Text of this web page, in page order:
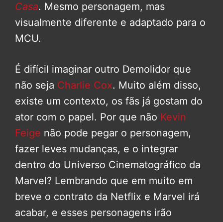
Casa. Mesmo personagem, mas
visualmente diferente e adaptado para o
MCU.
É difícil imaginar outro Demolidor que
não seja Charlie Cox. Muito além disso,
existe um contexto, os fãs já gostam do
ator com o papel. Por que não Kevin
Feige não pode pegar o personagem,
fazer leves mudanças, e o integrar
dentro do Universo Cinematográfico da
Marvel? Lembrando que em muito em
breve o contrato da Netflix e Marvel irá
acabar, e esses personagens irão